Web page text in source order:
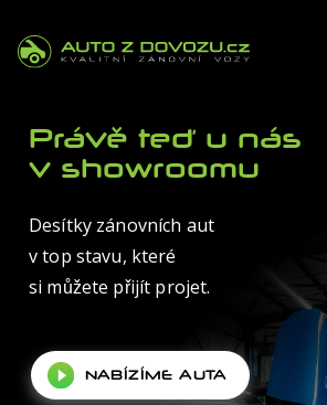
KARIÉRA
Právě teď u nás
v showroomu
Desítky zánovních aut
v top stavu, které
si můžete přijít projet.
NABÍZÍME AUTA